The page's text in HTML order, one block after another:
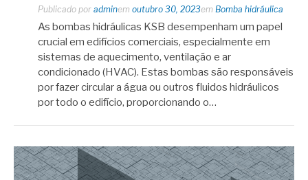
Publicado por adminem outubro 30, 2023em Bomba hidráulica
As bombas hidráulicas KSB desempenham um papel
crucial em edifícios comerciais, especialmente em
sistemas de aquecimento, ventilação e ar
condicionado (HVAC). Estas bombas são responsáveis
​​por fazer circular a água ou outros fluidos hidráulicos
por todo o edifício, proporcionando o…